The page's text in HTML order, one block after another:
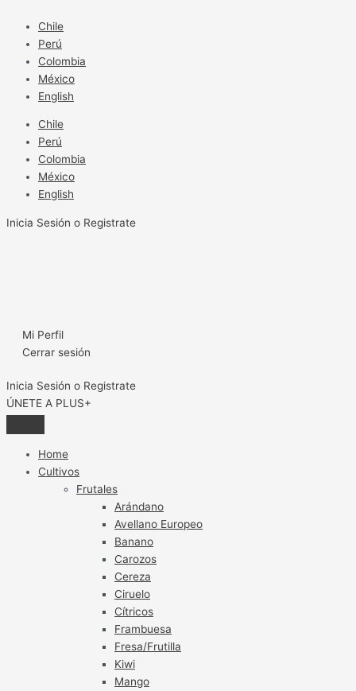
contenido
Chile
Perú
Colombia
México
English
Chile
Perú
Colombia
México
English
Inicia Sesión o Registrate
Mi Perfil
Cerrar sesión
Inicia Sesión o Registrate
ÚNETE A PLUS+
Home
Cultivos
Frutales
Arándano
Avellano Europeo
Banano
Carozos
Cereza
Ciruelo
Cítricos
Frambuesa
Fresa/Frutilla
Kiwi
Mango